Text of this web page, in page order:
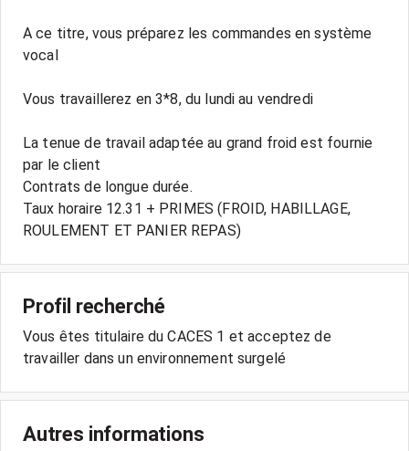
A ce titre, vous préparez les commandes en système
vocal
Vous travaillerez en 3*8, du lundi au vendredi
La tenue de travail adaptée au grand froid est fournie
par le client
Contrats de longue durée.
Taux horaire 12.31 + PRIMES (FROID, HABILLAGE,
ROULEMENT ET PANIER REPAS)
Profil recherché
Vous êtes titulaire du CACES 1 et acceptez de
travailler dans un environnement surgelé
Autres informations